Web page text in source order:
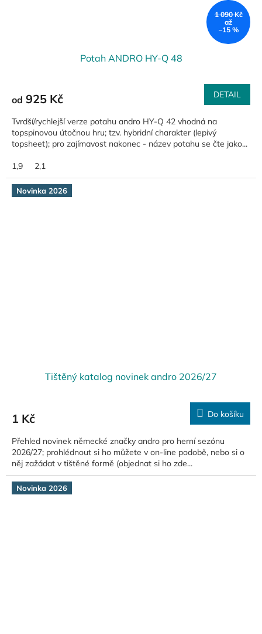
1 090 Kč
až
–15 %
Potah ANDRO HY-Q 48
od 925 Kč DETAIL
Tvrdší/rychlejší verze potahu andro HY-Q 42 vhodná na
topspinovou útočnou hru; tzv. hybridní charakter (lepivý
topsheet); pro zajímavost nakonec - název potahu se čte jako...
1,9 2,1
Novinka 2026
Tištěný katalog novinek andro 2026/27
1 Kč Do košíku
Přehled novinek německé značky andro pro herní sezónu
2026/27; prohlédnout si ho můžete v on-line podobě, nebo si o
něj zažádat v tištěné formě (objednat si ho zde...
Novinka 2026